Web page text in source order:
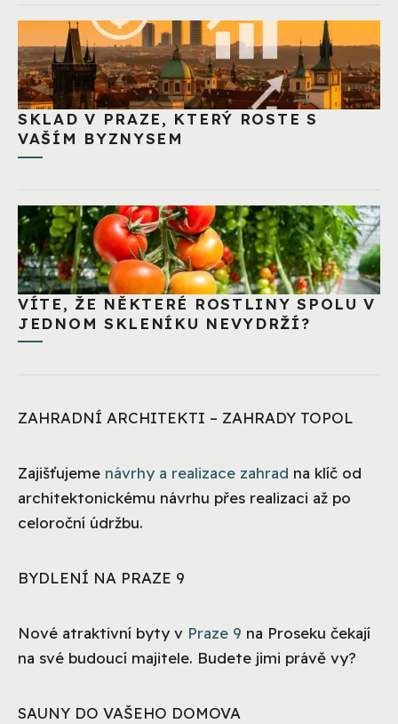
SKLAD V PRAZE, KTERÝ ROSTE S
VAŠÍM BYZNYSEM
VÍTE, ŽE NĚKTERÉ ROSTLINY SPOLU V
JEDNOM SKLENÍKU NEVYDRŽÍ?
ZAHRADNÍ ARCHITEKTI – ZAHRADY TOPOL
Zajišťujeme návrhy a realizace zahrad na klíč od
architektonickému návrhu přes realizaci až po
celoroční údržbu.
BYDLENÍ NA PRAZE 9
Nové atraktivní byty v Praze 9 na Proseku čekají
na své budoucí majitele. Budete jimi právě vy?
SAUNY DO VAŠEHO DOMOVA